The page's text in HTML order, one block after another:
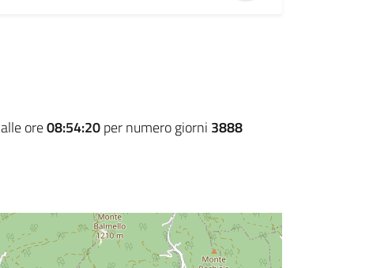
alle ore08:54:20per numero giorni 3888